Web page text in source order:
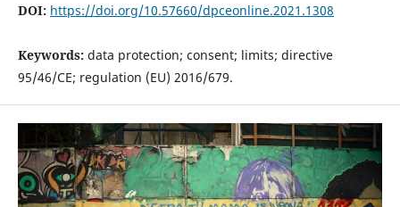
DOI: https://doi.org/10.57660/dpceonline.2021.1308
Keywords: data protection; consent; limits; directive
95/46/CE; regulation (EU) 2016/679.